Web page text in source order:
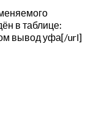
в таблице:
вывод уфа[/url]